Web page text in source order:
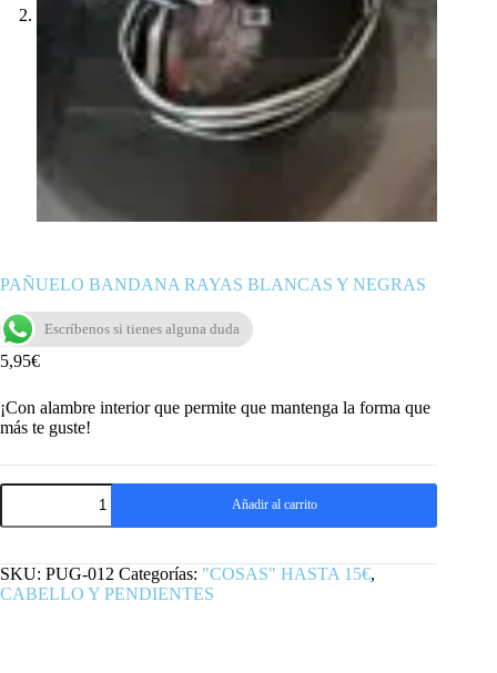
PAÑUELO BANDANA RAYAS BLANCAS Y NEGRAS
Escríbenos si tienes alguna duda
5,95€
¡Con alambre interior que permite que mantenga la forma que
más te guste!
PAÑUELO
RAYAS
Y
NEGRAS
cantidad
Añadir al carrito
SKU: PUG-012 Categorías: "COSAS" HASTA 15€,
CABELLO Y PENDIENTES